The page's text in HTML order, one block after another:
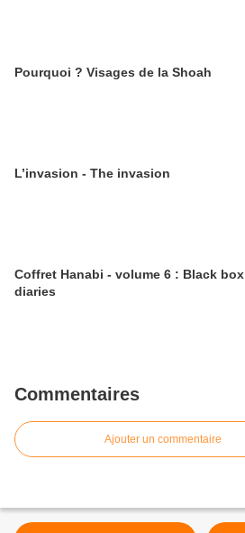
Pourquoi ? Visages de la Shoah
L’invasion - The invasion
Coffret Hanabi - volume 6 : Black box
diaries
Commentaires
Ajouter un commentaire